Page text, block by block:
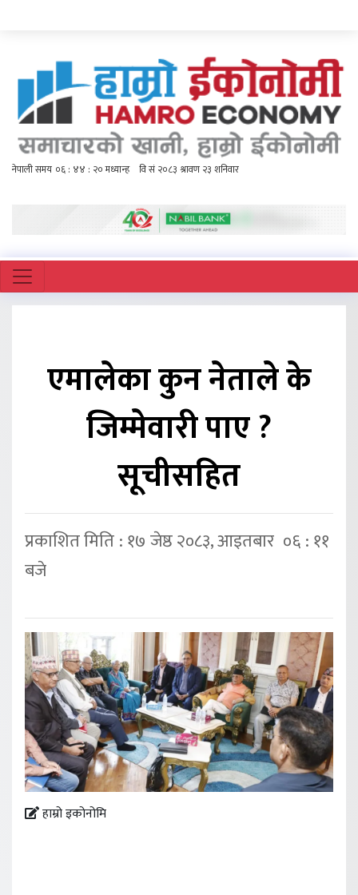
एमालेका कुन नेताले के
जिम्मेवारी पाए ?
सूचीसहित
प्रकाशित मिति : १७ जेष्ठ २०८३, आइतबार ०६ : ११
बजे
हाम्रो इकोनोमि